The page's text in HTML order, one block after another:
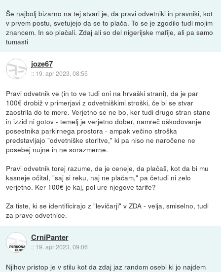
Še najbolj bizarno na tej stvari je, da pravi odvetniki in pravniki, kot
v prvem postu, svetujejo da se to plača. To se je zgodilo tudi mojim
znancem. In so plačali. Zdaj ali so del nigerijske mafije, ali pa samo
tumasti
joze67
:: 19. apr 2023, 08:55
Pravi odvetnik ve (in to ve tudi oni na hrvaški strani), da je par
100€ drobiž v primerjavi z odvetniškimi stroški, če bi se stvar
zaostrila do te mere. Verjetno se ne bo, ker tudi drugo stran stane
in izzid ni gotov - temelj je verjetno dober, namreč oškodovanje
posestnika parkirnega prostora - ampak večino stroška
predstavljajo "odvetniške storitve," ki pa niso ne naročene ne
posebej nujne in ne sorazmerne.
Pravi odvetnik torej razume, da je ceneje, da plačaš, kot da bi mu
kasneje očital, "saj si reku, naj ne plačam," pa četudi ni zelo
verjetno. Ker 100€ je kaj, pol ure njegove tarife?
Za tiste, ki se identificirajo z "levičarji" v ZDA - velja, smiselno, tudi
za prave odvetnice.
CrniPanter
:: 19. apr 2023, 09:06
Njihov pristop je v stilu kot da zdaj jaz random osebi ki jo najdem